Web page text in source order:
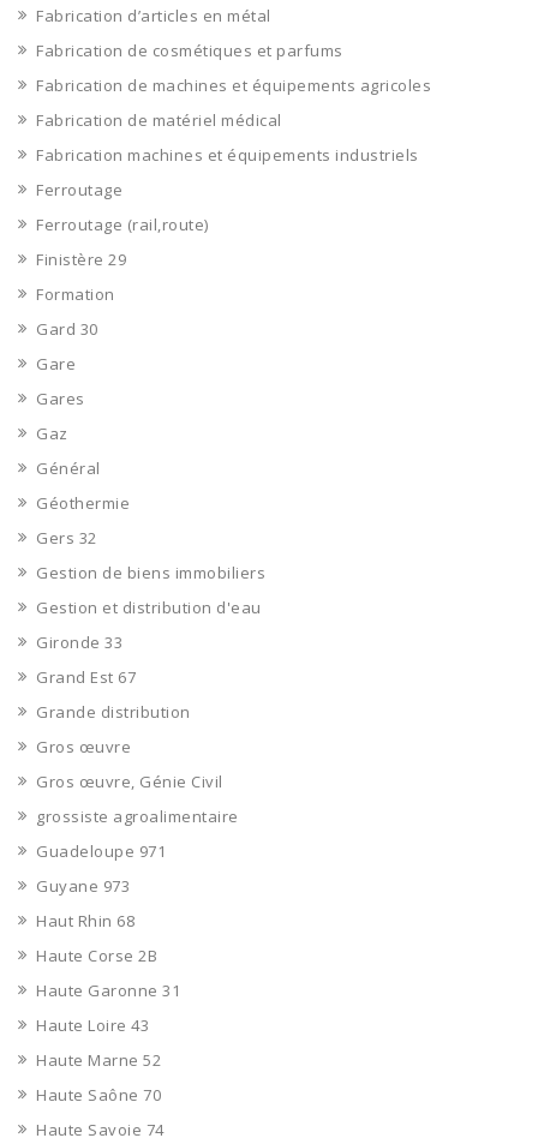
Fabrication d’articles en métal
Fabrication de cosmétiques et parfums
Fabrication de machines et équipements agricoles
Fabrication de matériel médical
Fabrication machines et équipements industriels
Ferroutage
Ferroutage (rail,route)
Finistère 29
Formation
Gard 30
Gare
Gares
Gaz
Général
Géothermie
Gers 32
Gestion de biens immobiliers
Gestion et distribution d'eau
Gironde 33
Grand Est 67
Grande distribution
Gros œuvre
Gros œuvre, Génie Civil
grossiste agroalimentaire
Guadeloupe 971
Guyane 973
Haut Rhin 68
Haute Corse 2B
Haute Garonne 31
Haute Loire 43
Haute Marne 52
Haute Saône 70
Haute Savoie 74